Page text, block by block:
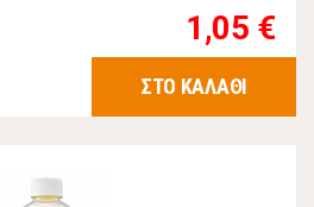
1,05 €
ΣΤΟ ΚΑΛΑΘΙ